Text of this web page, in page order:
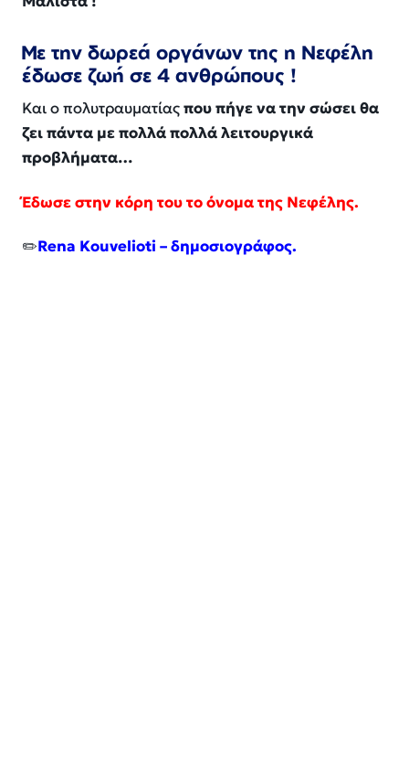
Με την δωρεά οργάνων της η Νεφέλη
έδωσε ζωή σε 4 ανθρώπους !
Και ο πολυτραυματίαςπου πήγε να την σώσει θα
ζει πάντα με πολλά πολλά λειτουργικά
προβλήματα…
Έδωσε στην κόρη του το όνομα της Νεφέλης.
✏️Rena Kouvelioti – δημοσιογράφος.